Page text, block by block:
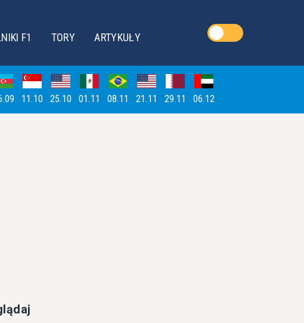
F1 TORY ARTYKUŁY
11.10 25.10 01.11 08.11 21.11 29.11 06.12